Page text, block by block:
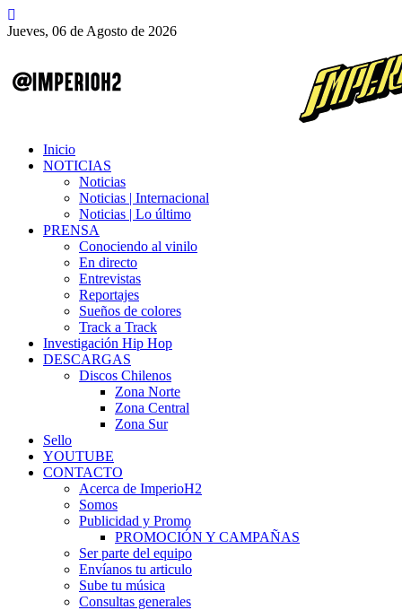
Jueves, 06 de Agosto de 2026
Inicio
NOTICIAS
Noticias
Noticias | Internacional
Noticias | Lo último
PRENSA
Conociendo al vinilo
En directo
Entrevistas
Reportajes
Sueños de colores
Track a Track
Investigación Hip Hop
DESCARGAS
Discos Chilenos
Zona Norte
Zona Central
Zona Sur
Sello
YOUTUBE
CONTACTO
Acerca de ImperioH2
Somos
Publicidad y Promo
PROMOCIÓN Y CAMPAÑAS
Ser parte del equipo
Envíanos tu articulo
Sube tu música
Consultas generales